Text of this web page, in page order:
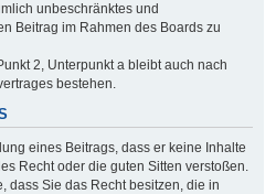
unbeschränktes und
Beitrag im Rahmen des Boards zu
2, Unterpunkt a bleibt auch nach
bestehen.
eines Beitrags, dass er keine Inhalte
Recht oder die guten Sitten verstoßen.
dass Sie das Recht besitzen, die in